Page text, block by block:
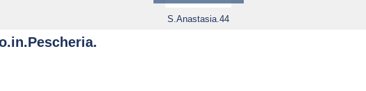
S.Anastasia.44